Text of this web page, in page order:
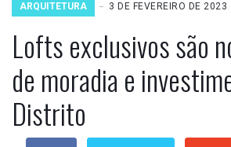
ARQUITETURA 3 DE FEVEREIRO DE 2023
Lofts exclusivos são
de moradia e
Distrito